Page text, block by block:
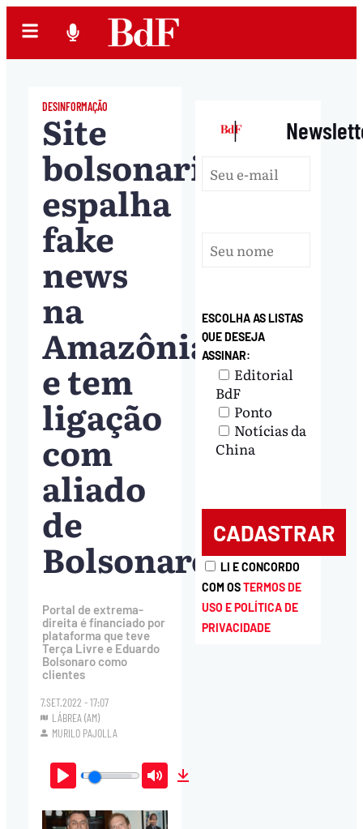
DESINFORMAÇÃO
Site
bolsonarista
espalha
fake
news
na
Amazônia
e tem
ligação
com
aliado
de
Bolsonaro
Portal de extrema-
direita é financiado por
plataforma que teve
Terça Livre e Eduardo
Bolsonaro como
clientes
7.SET.2022 - 17:07
LÁBREA (AM)
MURILO PAJOLLA
Play Mute
|
ESCOLHA AS LISTAS
QUE DESEJA
ASSINAR:
Editorial
BdF
Ponto
Notícias da
China
LI E CONCORDO
COM OSTERMOS DE
USO E POLÍTICA DE
PRIVACIDADE